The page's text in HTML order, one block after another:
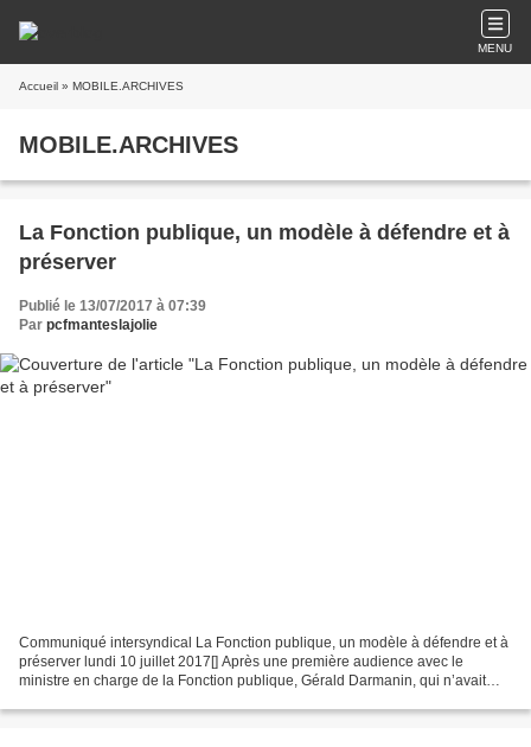
MENU
Accueil » MOBILE.ARCHIVES
MOBILE.ARCHIVES
La Fonction publique, un modèle à défendre et à
préserver
Publié le 13/07/2017 à 07:39
Par pcfmanteslajolie
Communiqué intersyndical La Fonction publique, un modèle à défendre et à
préserver lundi 10 juillet 2017[] Après une première audience avec le
ministre en charge de la Fonction publique, Gérald Darmanin, qui n’avait